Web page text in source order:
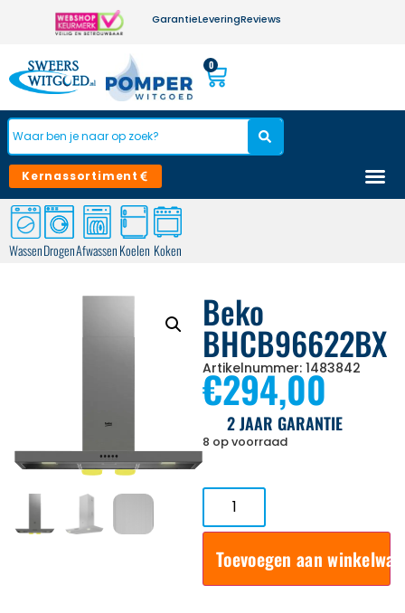
GarantieLeveringReviews
0
Kernassortiment
WassenDrogenAfwassenKoelen Koken
Beko
BHCB96622BX
Artikelnummer: 1483842
€294,00
2 JAAR GARANTIE
8 op voorraad
Toevoegen aan